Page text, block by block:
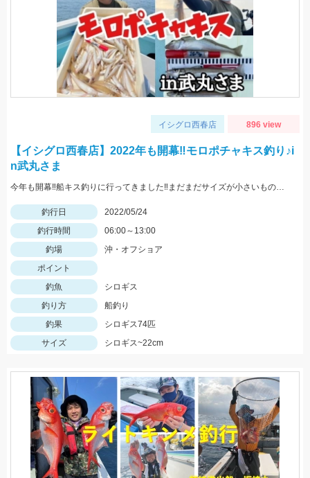
イシグロ西春店 896 view
【イシグロ西春店】2022年も開幕‼モロポチャキス釣り♪i
n武丸さま
今年も開幕‼船キス釣りに行ってきました‼まだまだサイズが小さいものも混じりますが、ハリは8～10号の方が掛かりがよくオススメですよ‼
釣行日
2022/05/24
釣行時間
06:00～13:00
釣場
沖・オフショア
ポイント
釣魚
シロギス
釣り方
船釣り
釣果
シロギス74匹
サイズ
シロギス~22cm